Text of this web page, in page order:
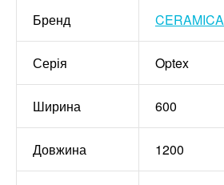
Бренд
Серія Optex
Ширина 600
Довжина 1200